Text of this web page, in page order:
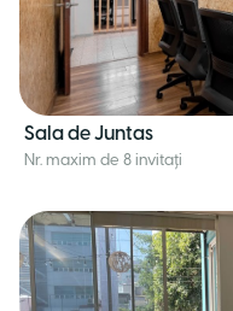
Sala de Juntas
Nr. maxim de 8 invitați